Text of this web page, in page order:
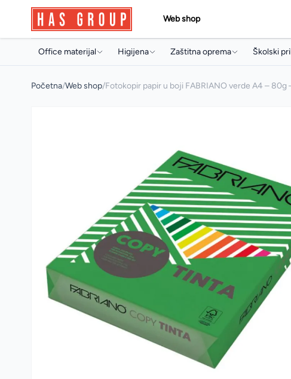
Web shop
Office materijal
Uredski aparati i prateća oprema
Multimedija
Poslovna galanterija
Higijena
Koncentrati za čišćenje
Sredstva za profesionalnu
mašinsku upotrebu
Sredstva za čišćenje
Deterdženti
Kante i vreće za smeće
PVC kutije i korpe za veš
Hotelski asortiman
Sredstva za dezinfekciju
Zaštitna oprema
Školski
Pribor za
Artikli za
Ostali
Početna/Web shop/Fotokopir papir u boji FABRIANO verde A4 – 80g